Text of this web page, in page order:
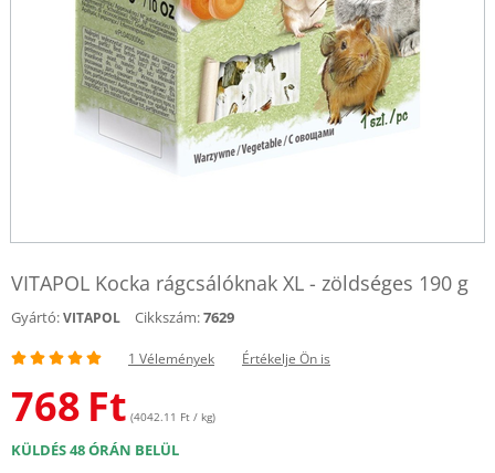
VITAPOL Kocka rágcsálóknak XL - zöldséges 190 g
Gyártó:VITAPOL Cikkszám:7629
1 Vélemények Értékelje Ön is
768 Ft (4042.11 Ft / kg)
KÜLDÉS 48 ÓRÁN BELÜL